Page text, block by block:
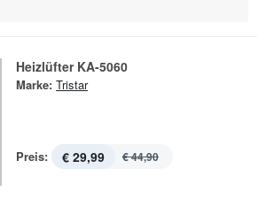
Heizlüfter KA-5060
Marke: Tristar
Preis: € 29,99 € 44,90